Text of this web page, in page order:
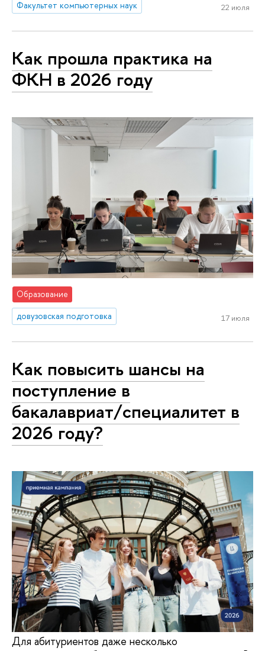
Факультет компьютерных наук
22 июля
Как прошла практика на
ФКН в 2026 году
Образование
довузовская подготовка
17 июля
Как повысить шансы на
поступление в
бакалавриат/специалитет в
2026 году?
Для абитуриентов даже несколько